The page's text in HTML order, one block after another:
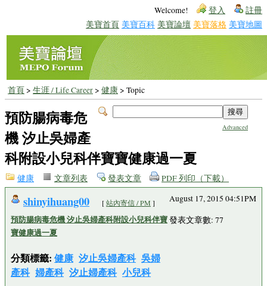
Welcome! 登入 註冊
美寶首頁 美寶百科 美寶論壇 美寶落格 美寶地圖
首頁> 生涯 / Life Career> 健康> Topic
Advanced
預防腸病毒危
機 汐止吳婦產
科附設小兒科伴寶寶健康過一夏
健康 文章列表 發表文章 PDF 列印（下載）
shinyihuang00 [站內寄信 / PM ]
預防腸病毒危機 汐止吳婦產科附設小兒科伴寶
寶健康過一夏
分類標籤: 健康 汐止吳婦產科 吳婦
產科 婦產科 汐止婦產科 小兒科
August 17, 2015 04:51PM
發表文章數: 77